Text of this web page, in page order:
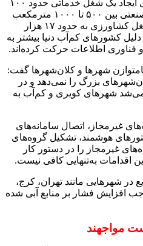
کشور دانست و تصریح کرد: برای ایجاد یک شغل خدماتی حدود ۱۰۰
مترمکعب آب و برای یک شغل صنعتی بین ۵۰۰ تا ۱۰۰۰ مترمکعب
آب نیاز است، در حالی که یک شغل کشاورزی به حدود ۱۷ هزار
کشورهای کم‌آب دنیا بیشتر به
اطلاعات حرکت کرده‌اند.
شهرها و کلان‌شهرها گفت:
بزرگ را نمی‌دهد و در
می‌شد شهرهای کویری و کم‌آب به
غیرمجاز، اتصال سامانه‌های
هوشمند، تشکیل گروه‌های
غیرمجاز را در دستور کار
اقدامات به‌تنهایی کافی نیست.
در شهرهایی مانند تهران، کرج،
افزایش فشار بر منابع آبی شده